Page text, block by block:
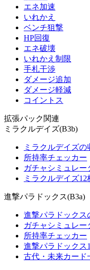
エネ加速
いれかえ
ベンチ狙撃
HP回復
エネ破壊
いれかえ制限
手札干渉
ダメージ追加
ダメージ軽減
コイントス
拡張パック関連
ミラクルデイズ(B3b)
ミラクルデイズ
所持率チェッカー
ガチャシミュレー
ミラクルデイズ12
進撃パラドックス(B3a)
進撃パラドックス
ガチャシミュレー
所持率チェッカー
進撃パラドックス
古代・未来カード